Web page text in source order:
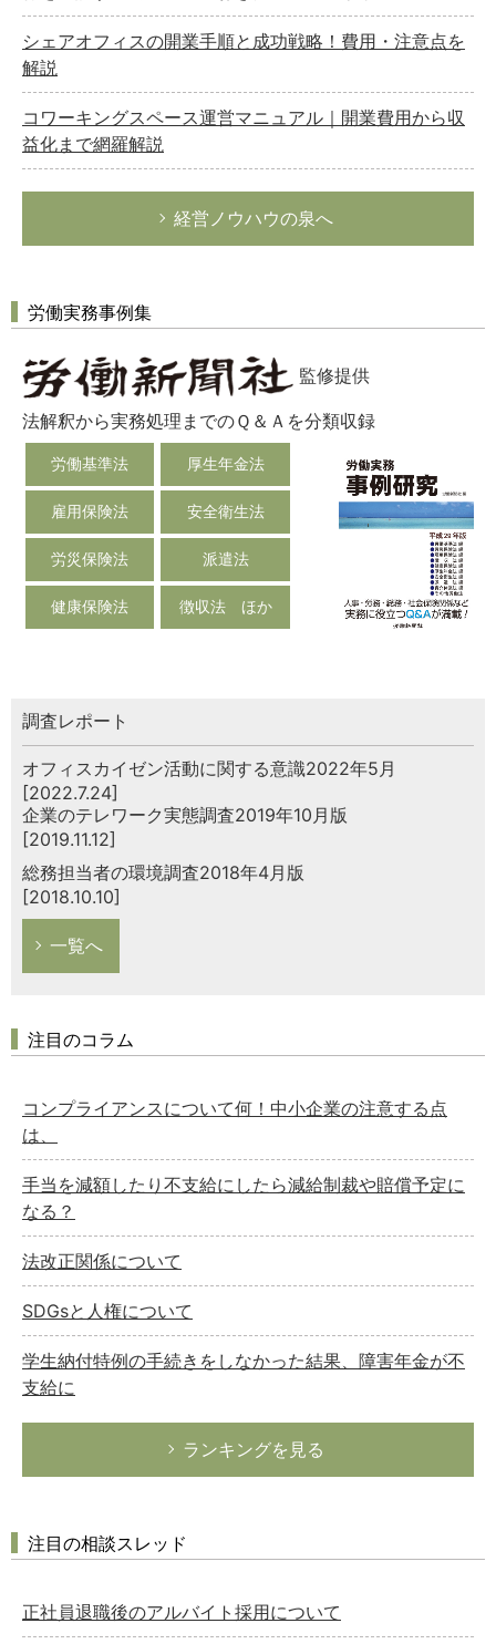
シェアオフィスの開業手順と成功戦略！費用・注意点を
解説
コワーキングスペース運営マニュアル｜開業費用から収
益化まで網羅解説
経営ノウハウの泉へ
労働実務事例集
監修提供
法解釈から実務処理までのＱ＆Ａを分類収録
労働基準法 厚生年金法
雇用保険法 安全衛生法
労災保険法 派遣法
健康保険法 徴収法 ほか
調査レポート
オフィスカイゼン活動に関する意識2022年5月
[2022.7.24]
企業のテレワーク実態調査2019年10月版
[2019.11.12]
総務担当者の環境調査2018年4月版
[2018.10.10]
一覧へ
注目のコラム
コンプライアンスについて何！中小企業の注意する点
は、
手当を減額したり不支給にしたら減給制裁や賠償予定に
なる？
法改正関係について
SDGsと人権について
学生納付特例の手続きをしなかった結果、障害年金が不
支給に
ランキングを見る
注目の相談スレッド
正社員退職後のアルバイト採用について